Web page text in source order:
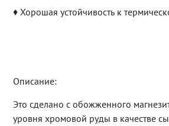
♦ Хорошая устойчивость к
Описание:
Это сделано с обожженного
уровня хромовой руды в качестве